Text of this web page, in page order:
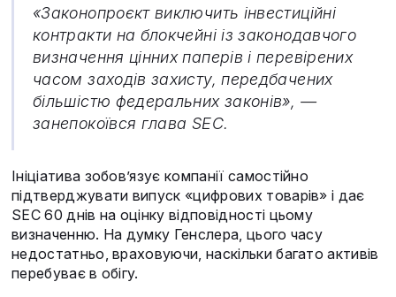
«Законопроєкт виключить інвестиційні
контракти на блокчейні із законодавчого
визначення цінних паперів і перевірених
часом заходів захисту, передбачених
більшістю федеральних законів», —
занепокоївся глава SEC.
Ініціатива зобов’язує компанії самостійно
підтверджувати випуск «цифрових товарів» і дає
SEC 60 днів на оцінку відповідності цьому
визначенню. На думку Генслера, цього часу
недостатньо, враховуючи, наскільки багато активів
перебуває в обігу.